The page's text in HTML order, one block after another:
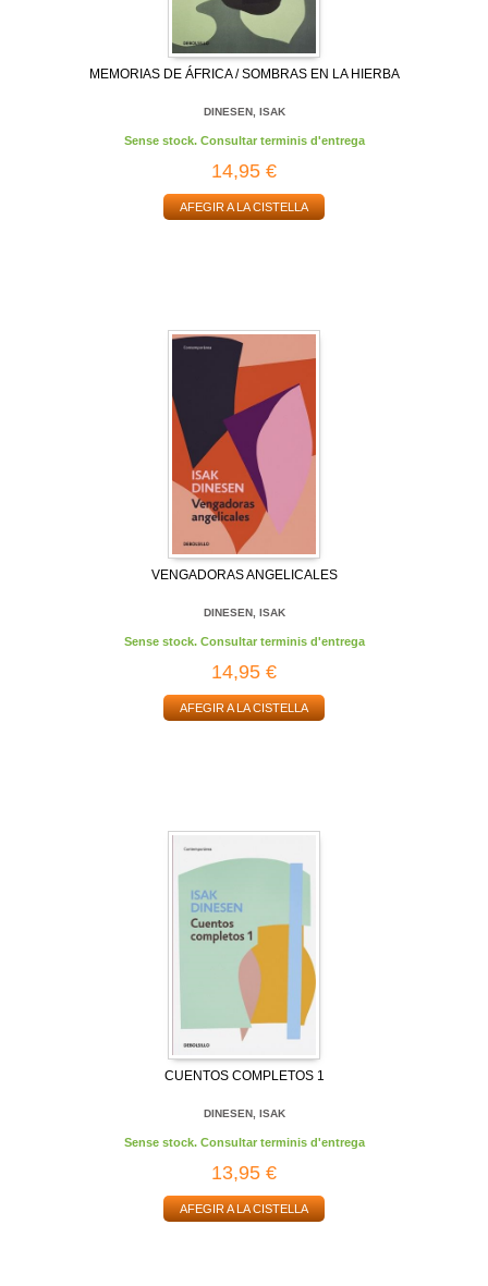
MEMORIAS DE ÁFRICA / SOMBRAS EN LA HIERBA
DINESEN, ISAK
Sense stock. Consultar terminis d'entrega
14,95 €
AFEGIR A LA CISTELLA
VENGADORAS ANGELICALES
DINESEN, ISAK
Sense stock. Consultar terminis d'entrega
14,95 €
AFEGIR A LA CISTELLA
CUENTOS COMPLETOS 1
DINESEN, ISAK
Sense stock. Consultar terminis d'entrega
13,95 €
AFEGIR A LA CISTELLA